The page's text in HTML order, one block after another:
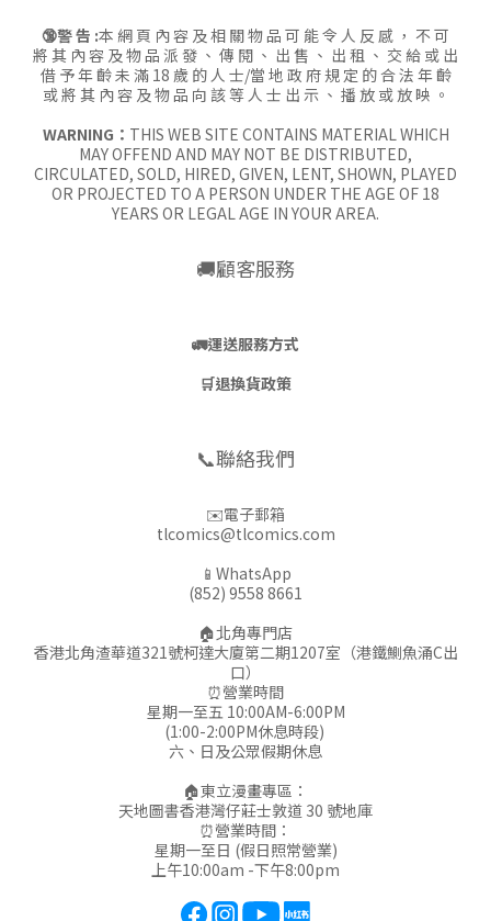
🔞警 告 :本 網 頁 內 容 及 相 關 物 品 可 能 令 人 反 感 ， 不 可
將 其 內 容 及 物 品 派 發 、 傳 閱 、 出 售 、 出 租 、 交 給 或 出
借 予 年 齡 未 滿 18 歲 的 人 士/當 地 政 府 規 定 的 合 法 年 齡
或 將 其 內 容 及 物 品 向 該 等 人 士 出 示 、 播 放 或 放 映 。
WARNING： THIS WEB SITE CONTAINS MATERIAL WHICH
MAY OFFEND AND MAY NOT BE DISTRIBUTED,
CIRCULATED, SOLD, HIRED, GIVEN, LENT, SHOWN, PLAYED
OR PROJECTED TO A PERSON UNDER THE AGE OF 18
YEARS OR LEGAL AGE IN YOUR AREA.
🚚顧客服務
🚛運送服務方式
🛒退換貨政策
📞聯絡我們
✉️電子郵箱
tlcomics@tlcomics.com
📱WhatsApp
(852) 9558 8661
🏠北角專門店
香港北角渣華道321號柯達大廈第二期1207室（港鐵鰂魚涌C出
口）
⏰營業時間
星期一至五 10:00AM-6:00PM
(1:00-2:00PM休息時段)
六、日及公眾假期休息
🏠東立漫畫專區：
天地圖書香港灣仔莊士敦道 30 號地庫
⏰營業時間：
星期一至日 (假日照常營業)
上午10:00am -下午8:00pm